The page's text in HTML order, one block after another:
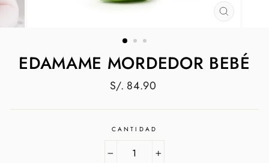
CERRAR
EDAMAME MORDEDOR BEBÉ
Precio
S/. 84.90
CANTIDAD
+